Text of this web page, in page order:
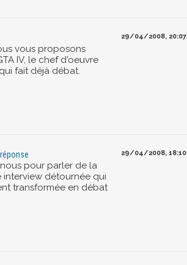
vous proposons
IV, le chef d'oeuvre
fait déjà débat.
29/04/2008, 20:07
pour parler de la
interview détournée qui
transformée en débat
29/04/2008, 18:10